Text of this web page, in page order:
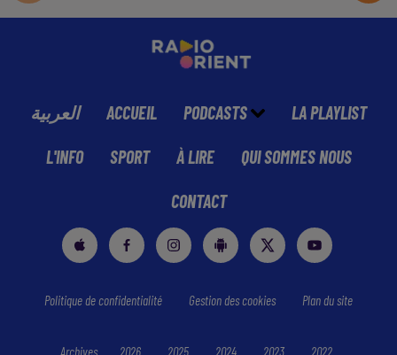
العربية ACCUEIL PODCASTS LA PLAYLIST
L'INFO SPORT À LIRE QUI SOMMES NOUS
CONTACT
Politique de confidentialité Gestion des cookies Plan du site
Archives 2026 2025 2024 2023 2022